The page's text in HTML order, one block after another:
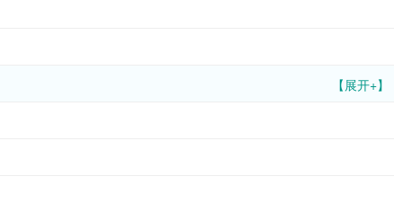
【展开+】